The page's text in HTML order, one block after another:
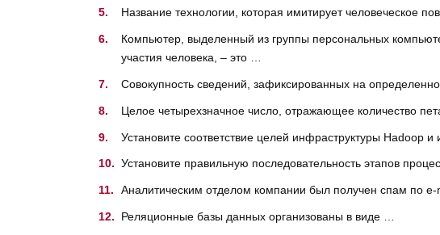
Название технологии, которая имитирует человеческое
Компьютер, выделенный из группы персональных
участия человека, – это …
Совокупность сведений, зафиксированных на
Целое четырехзначное число, отражающее количество
Установите соответствие целей инфраструктуры Hadoop и
Установите правильную последовательность этапов
Аналитическим отделом компании был получен спам по
Реляционные базы данных организованы в виде …